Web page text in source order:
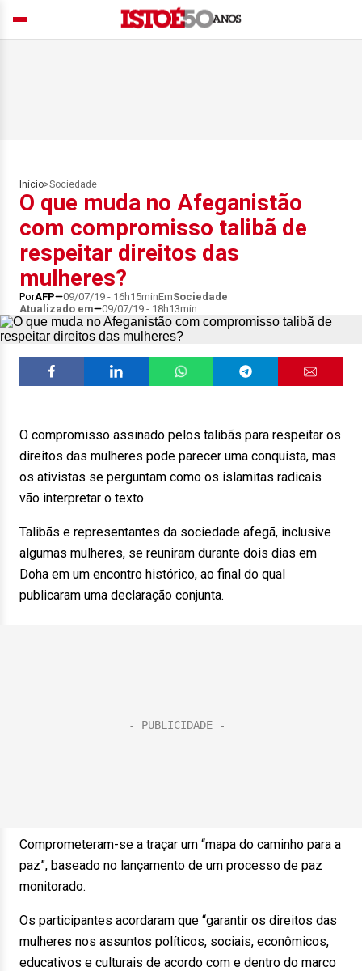
Início>Sociedade
O que muda no Afeganistão
com compromisso talibã de
respeitar direitos das
mulheres?
PorAFP 09/07/19 - 16h15minEmSociedade
Atualizado em
09/07/19 - 18h13min
O compromisso assinado pelos talibãs para respeitar os
direitos das mulheres pode parecer uma conquista, mas
os ativistas se perguntam como os islamitas radicais
vão interpretar o texto.
Talibãs e representantes da sociedade afegã, inclusive
algumas mulheres, se reuniram durante dois dias em
Doha em um encontro histórico, ao final do qual
publicaram uma declaração conjunta.
Comprometeram-se a traçar um “mapa do caminho para a
paz”, baseado no lançamento de um processo de paz
monitorado.
Os participantes acordaram que “garantir os direitos das
mulheres nos assuntos políticos, sociais, econômicos,
educativos e culturais de acordo com e dentro do marco